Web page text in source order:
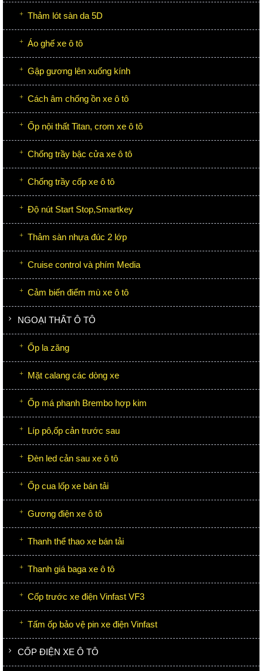
Thảm lót sàn da 5D
Áo ghế xe ô tô
Gập gương lên xuống kính
Cách âm chống ồn xe ô tô
Ốp nội thất Titan, crom xe ô tô
Chống trầy bậc cửa xe ô tô
Chống trầy cốp xe ô tô
Độ nút Start Stop,Smartkey
Thảm sàn nhựa đúc 2 lớp
Cruise control và phím Media
Cảm biến điểm mù xe ô tô
NGOẠI THẤT Ô TÔ
Ốp la zăng
Mặt calang các dòng xe
Ốp má phanh Brembo hợp kim
Líp pô,ốp cản trước sau
Đèn led cản sau xe ô tô
Ốp cua lốp xe bán tải
Gương điện xe ô tô
Thanh thể thao xe bán tải
Thanh giá baga xe ô tô
Cốp trước xe điện Vinfast VF3
Tấm ốp bảo vệ pin xe điện Vinfast
CỐP ĐIỆN XE Ô TÔ